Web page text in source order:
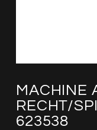
MACHINE
RECHT/
623538